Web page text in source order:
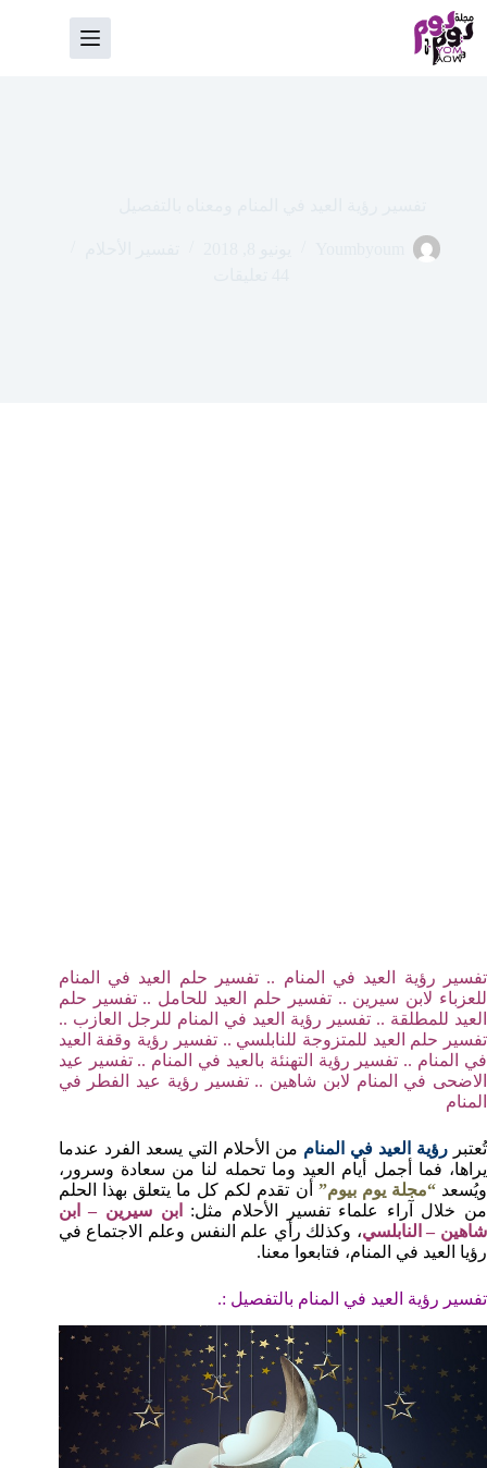
التجاوز
إلى
المحتوى
تفسير رؤية العيد في المنام .. تفسير حلم العيد في المنام
للعزباء لابن سيرين .. تفسير حلم العيد للحامل .. تفسير حلم
العيد للمطلقة .. تفسير رؤية العيد في المنام للرجل العازب ..
تفسير حلم العيد للمتزوجة للنابلسي .. تفسير رؤية وقفة العيد
في المنام .. تفسير رؤية التهنئة بالعيد في المنام .. تفسير عيد
الاضحى في المنام لابن شاهين .. تفسير رؤية عيد الفطر في
المنام
تُعتبررؤية العيد في المنام من الأحلام التي يسعد الفرد عندما
يراها، فما أجمل أيام العيد وما تحمله لنا من سعادة وسرور،
ويُسعد“مجلة يوم بيوم” أن تقدم لكم كل ما يتعلق بهذا الحلم
من خلال آراء علماء تفسير الأحلام مثل:
ابن سيرين – ابن
شاهين – النابلسي، وكذلك رأي علم النفس وعلم الاجتماع في
رؤيا العيد في المنام، فتابعوا معنا.
تفسير رؤية العيد في المنام بالتفصيل :.